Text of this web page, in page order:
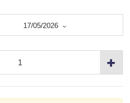
17/05/2026